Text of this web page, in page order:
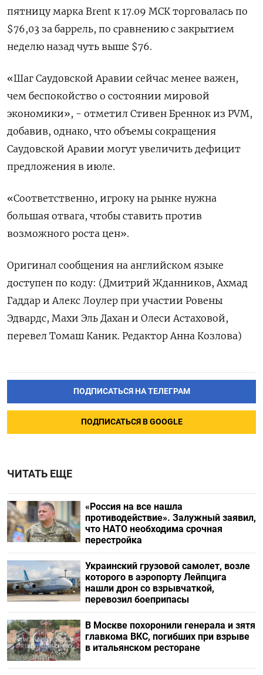
пятницу марка Brent к 17.09 МСК торговалась по
$76,03 за баррель, по сравнению с закрытием
неделю назад чуть выше $76.
«Шаг Саудовской Аравии сейчас менее важен,
чем беспокойство о состоянии мировой
экономики», - отметил Стивен Бреннок из PVM,
добавив, однако, что объемы сокращения
Саудовской Аравии могут увеличить дефицит
предложения в июле.
«Соответственно, игроку на рынке нужна
большая отвага, чтобы ставить против
возможного роста цен».
Оригинал сообщения на английском языке
доступен по коду: (Дмитрий Жданников, Ахмад
Гаддар и Алекс Лоулер при участии Ровены
Эдвардс, Махи Эль Дахан и Олеси Астаховой,
перевел Томаш Каник. Редактор Анна Козлова)
ПОДПИСАТЬСЯ НА ТЕЛЕГРАМ
ПОДПИСАТЬСЯ В GOOGLE
ЧИТАТЬ ЕЩЕ
«Россия на все нашла
противодействие». Залужный заявил,
что НАТО необходима срочная
перестройка
Украинский грузовой самолет, возле
которого в аэропорту Лейпцига
нашли дрон со взрывчаткой,
перевозил боеприпасы
В Москве похоронили генерала и зятя
главкома ВКС, погибших при взрыве
в итальянском ресторане